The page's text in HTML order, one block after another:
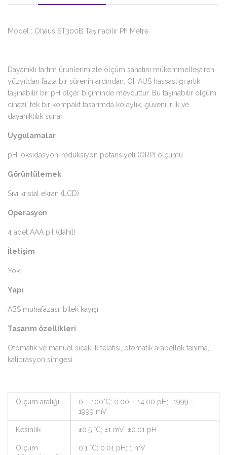
Model : Ohaus ST300B Taşınabilir Ph Metre
Dayanıklı tartım ürünlerimizle ölçüm sanatını mükemmelleştiren
yüzyıldan fazla bir sürenin ardından, OHAUS hassaslığı artık
taşınabilir bir pH ölçer biçiminde mevcuttur. Bu taşınabilir ölçüm
cihazı, tek bir kompakt tasarımda kolaylık, güvenilirlik ve
dayanıklılık sunar.
Uygulamalar
pH, oksidasyon-redüksiyon potansiyeli (ORP) ölçümü
Görüntülemek
Sıvı kristal ekran (LCD)
Operasyon
4 adet AAA pil (dahil)
İletişim
Yok
Yapı
ABS muhafazası, bilek kayışı
Tasarım özellikleri
Otomatik ve manuel sıcaklık telafisi, otomatik arabellek tanıma,
kalibrasyon simgesi
Ölçüm aralığı
0 – 100°C; 0.00 – 14.00 pH; -1999 –
1999 mV
Kesinlik ±0.5 °C; ±1 mV; ±0.01 pH
Ölçüm
0.1 °C; 0.01 pH; 1 mV